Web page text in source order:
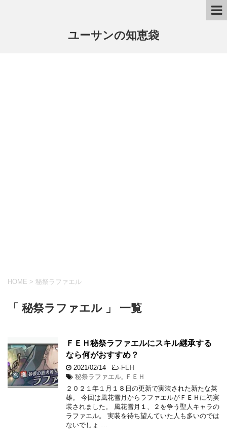
ユーサンの知恵袋
HOME > 秘祭ラファエル
「 秘祭ラファエル 」 一覧
ＦＥＨ秘祭ラファエルにスキル継承する
なら何がおすすめ？
2021/02/14 -FEH
秘祭ラファエル
ＦＥＨ
２０２１年１月１８日の更新で実装された新たな英
雄。 今回は風花雪月からラファエルがＦＥＨに初実
装されました。 風花雪月１、２を争う聖人キャラの
ラファエル。 実装を待ち望んていた人も多いのでは
ないでしょ …